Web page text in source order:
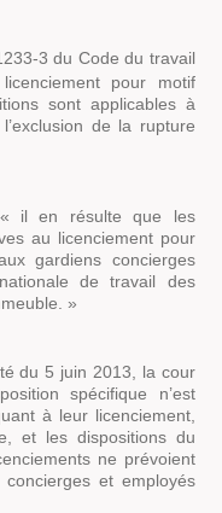
3 du Code du travail
pour motif
sont applicables à
de la rupture
« il en résulte que les
au licenciement pour
gardiens concierges
de travail des
»
du 5 juin 2013, la cour
spécifique n’est
à leur licenciement,
et les dispositions du
ne prévoient
et employés